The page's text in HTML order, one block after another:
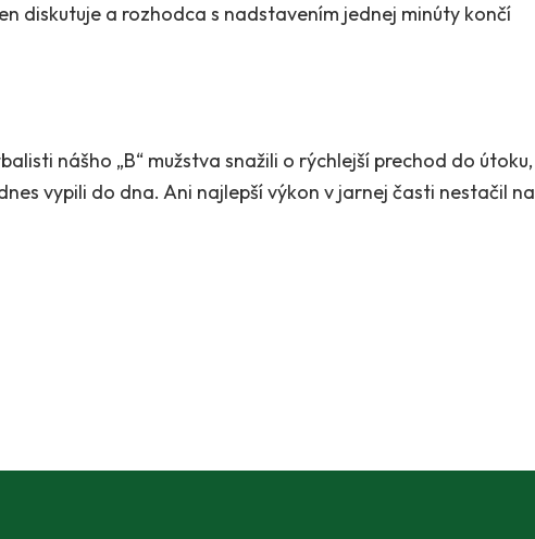
diskutuje a rozhodca s nadstavením jednej minúty končí
nášho „B“ mužstva snažili o rýchlejší prechod do útoku,
vypili do dna. Ani najlepší výkon v jarnej časti nestačil na